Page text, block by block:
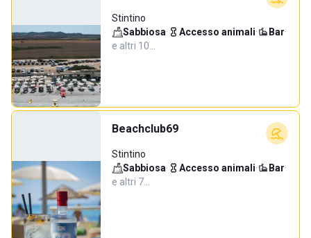
Stintino
Sabbiosa· Accesso animali· Bar·
e altri 10…
Beachclub69
Stintino
Sabbiosa· Accesso animali· Bar·
e altri 7…